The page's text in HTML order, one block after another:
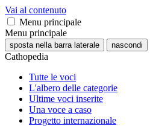
Vai al contenuto
Menu principale
Menu principale
sposta nella barra laterale nascondi
Cathopedia
Tutte le voci
L'albero delle categorie
Ultime voci inserite
Una voce a caso
Progetto internazionale